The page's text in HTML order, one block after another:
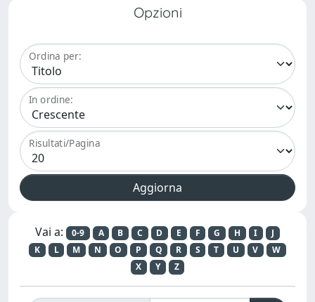
Opzioni
Ordina per:
In ordine:
Risultati/Pagina
Vai a: 0-9 A B C D E F G H I
J
K
L M N O P Q R S T U V
W
X
Y Z